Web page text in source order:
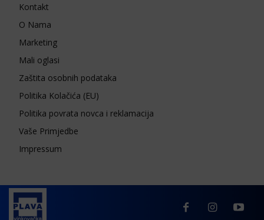
Kontakt
O Nama
Marketing
Mali oglasi
Zaštita osobnih podataka
Politika Kolačića (EU)
Politika povrata novca i reklamacija
Vaše Primjedbe
Impressum